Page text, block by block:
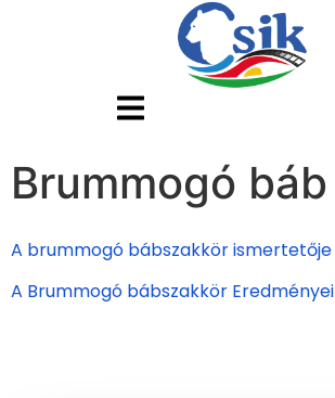
Brummogó báb
A brummogó bábszakkör ismertetője
A Brummogó bábszakkör Eredményei